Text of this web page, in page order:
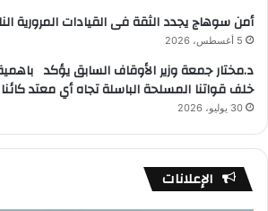
أمن سوهاج يجدد الثقة فى القيادات المرورية
5 أغسطس، 2026
د.مختار جمعة وزير الأوقاف السابق يؤكد
خلف قواتنا المسلحة الباسلة تجاه أي معتد
30 يوليو، 2026
الإعلانات